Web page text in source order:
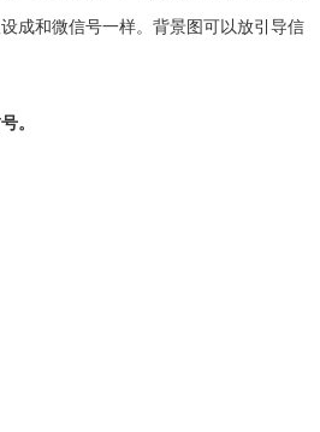
成和微信号一样。背景图可以放引导信
。